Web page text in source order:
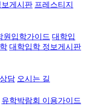
게시판 프레스티지
원입학가이드 대학입
대학입학 정보게시판
담 오시는 길
유학박람회 이용가이드